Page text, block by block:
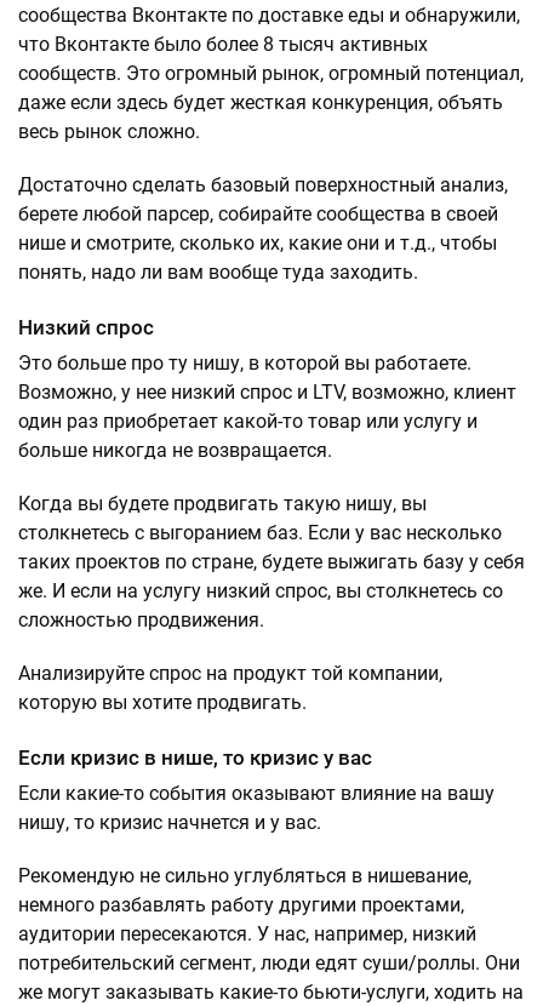
сообщества Вконтакте по доставке еды и обнаружили,
что Вконтакте было более 8 тысяч активных
сообществ. Это огромный рынок, огромный потенциал,
даже если здесь будет жесткая конкуренция, объять
весь рынок сложно.
Достаточно сделать базовый поверхностный анализ,
берете любой парсер, собирайте сообщества в своей
нише и смотрите, сколько их, какие они и т.д., чтобы
понять, надо ли вам вообще туда заходить.
Низкий спрос
Это больше про ту нишу, в которой вы работаете.
Возможно, у нее низкий спрос и LTV, возможно, клиент
один раз приобретает какой-то товар или услугу и
больше никогда не возвращается.
Когда вы будете продвигать такую нишу, вы
столкнетесь с выгоранием баз. Если у вас несколько
таких проектов по стране, будете выжигать базу у себя
же. И если на услугу низкий спрос, вы столкнетесь со
сложностью продвижения.
Анализируйте спрос на продукт той компании,
которую вы хотите продвигать.
Если кризис в нише, то кризис у вас
Если какие-то события оказывают влияние на вашу
нишу, то кризис начнется и у вас.
Рекомендую не сильно углубляться в нишевание,
немного разбавлять работу другими проектами,
аудитории пересекаются. У нас, например, низкий
потребительский сегмент, люди едят суши/роллы. Они
же могут заказывать какие-то бьюти-услуги, ходить на